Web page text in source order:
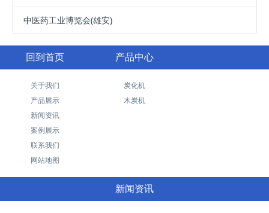
中医药工业博览会(雄安)
回到首页
关于我们
产品展示
新闻资讯
案例展示
联系我们
网站地图
产品中心
炭化机
木炭机
新闻资讯